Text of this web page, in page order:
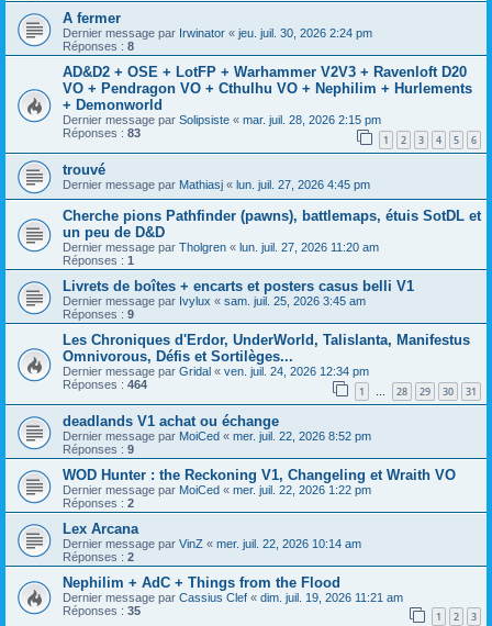
A fermer
Dernier message par Irwinator « jeu. juil. 30, 2026 2:24 pm
Réponses : 8
AD&D2 + OSE + LotFP + Warhammer V2V3 + Ravenloft D20
VO + Pendragon VO + Cthulhu VO + Nephilim + Hurlements
+ Demonworld
Dernier message par Solipsiste « mar. juil. 28, 2026 2:15 pm
Réponses : 83 1 2 3 4 5 6
trouvé
Dernier message par Mathiasj « lun. juil. 27, 2026 4:45 pm
Cherche pions Pathfinder (pawns), battlemaps, étuis SotDL et
un peu de D&D
Dernier message par Tholgren « lun. juil. 27, 2026 11:20 am
Réponses : 1
Livrets de boîtes + encarts et posters casus belli V1
Dernier message par Ivylux « sam. juil. 25, 2026 3:45 am
Réponses : 9
Les Chroniques d'Erdor, UnderWorld, Talislanta, Manifestus
Omnivorous, Défis et Sortilèges...
Dernier message par Gridal « ven. juil. 24, 2026 12:34 pm
Réponses : 464 1 … 28 29 30 31
deadlands V1 achat ou échange
Dernier message par MoiCed « mer. juil. 22, 2026 8:52 pm
Réponses : 9
WOD Hunter : the Reckoning V1, Changeling et Wraith VO
Dernier message par MoiCed « mer. juil. 22, 2026 1:22 pm
Réponses : 2
Lex Arcana
Dernier message par VinZ « mer. juil. 22, 2026 10:14 am
Réponses : 2
Nephilim + AdC + Things from the Flood
Dernier message par Cassius Clef « dim. juil. 19, 2026 11:21 am
Réponses : 35 1 2 3